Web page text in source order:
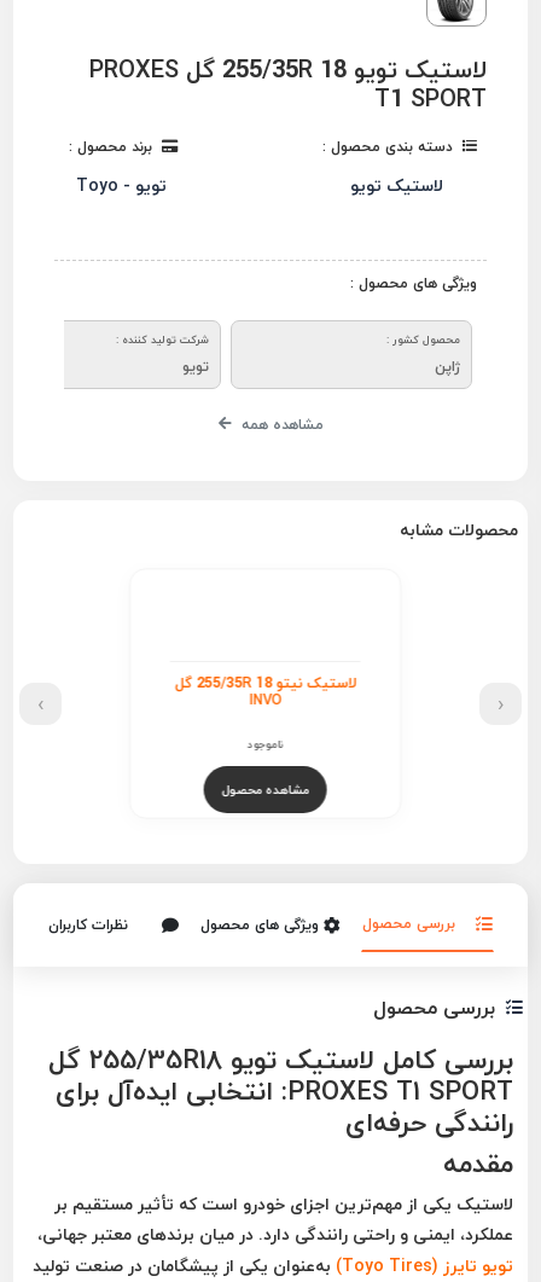
لاستیک تویو 255/35R 18 گل PROXES
T1 SPORT
دسته بندی محصول :
لاستیک تویو
برند محصول :
تویو - Toyo
ویژگی های محصول :
محصول کشور :
ژاپن
شرکت تولید کننده :
تویو
مشاهده همه
محصولات مشابه
لاستیک نیتو 255/35R 18 گل
INVO
ناموجود
مشاهده محصول
‹
›
بررسی محصول ویژگی های محصول نظرات کاربران
بررسی محصول
بررسی کامل لاستیک تویو 255/35R18 گل
PROXES T1 SPORT: انتخابی ایده‌آل برای
رانندگی حرفه‌ای
مقدمه
لاستیک یکی از مهم‌ترین اجزای خودرو است که تأثیر مستقیم بر
عملکرد، ایمنی و راحتی رانندگی دارد. در میان برندهای معتبر جهانی،
تویو تایرز (Toyo Tires)
به‌عنوان یکی از پیشگامان در صنعت تولید